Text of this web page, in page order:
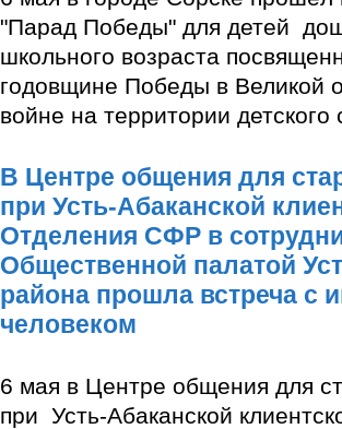
"Парад Победы" для детей
школьного возраста
годовщине Победы в Великой
войне на территории
В Центре общения для
при Усть-Абаканской
Отделения СФР в
Общественной палатой
района прошла встреча с
человеком
6 мая в Центре общения для
при Усть-Абаканской